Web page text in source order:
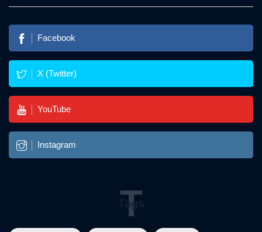
Facebook
X (Twitter)
YouTube
Instagram
Tags
T